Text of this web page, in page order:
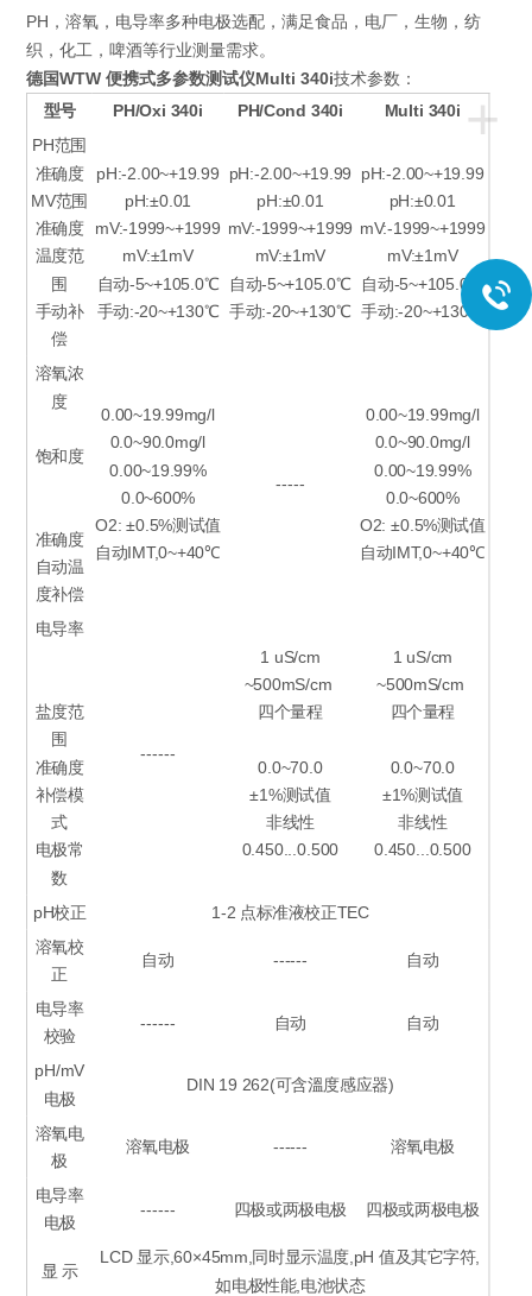
PH，溶氧，电导率多种电极选配，满足食品，电厂，生物，纺
织，化工，啤酒等行业测量需求。
德国WTW 便携式多参数测试仪Multi 340i技术参数：
+
型号 PH/Oxi 340i PH/Cond 340i Multi 340i
PH范围
准确度
MV范围
准确度
温度范
围
手动补
偿
pH:-2.00~+19.99
pH:±0.01
mV:-1999~+1999
mV:±1mV
自动-5~+105.0℃
手动:-20~+130℃
pH:-2.00~+19.99
pH:±0.01
mV:-1999~+1999
mV:±1mV
自动-5~+105.0℃
手动:-20~+130℃
pH:-2.00~+19.99
pH:±0.01
mV:-1999~+1999
mV:±1mV
自动-5~+105.0℃
手动:-20~+130℃
溶氧浓
度
饱和度
准确度
自动温
度补偿
0.00~19.99mg/l
0.0~90.0mg/l
0.00~19.99%
0.0~600%
O2: ±0.5%测试值
自动IMT,0~+40℃
-----
0.00~19.99mg/l
0.0~90.0mg/l
0.00~19.99%
0.0~600%
O2: ±0.5%测试值
自动IMT,0~+40℃
电导率
盐度范
围
准确度
补偿模
式
电极常
数
------
1 uS/cm
~500mS/cm
四个量程
0.0~70.0
±1%测试值
非线性
0.450...0.500
1 uS/cm
~500mS/cm
四个量程
0.0~70.0
±1%测试值
非线性
0.450...0.500
pH校正
1-2 点标准液校正TEC
溶氧校
正
自动 ------ 自动
电导率
校验
------ 自动 自动
pH/mV
电极
DIN 19 262(可含溫度感应器)
溶氧电
极
溶氧电极 ------ 溶氧电极
电导率
电极
------ 四极或两极电极 四极或两极电极
显 示
LCD 显示,60×45mm,同时显示温度,pH 值及其它字符,
如电极性能,电池状态